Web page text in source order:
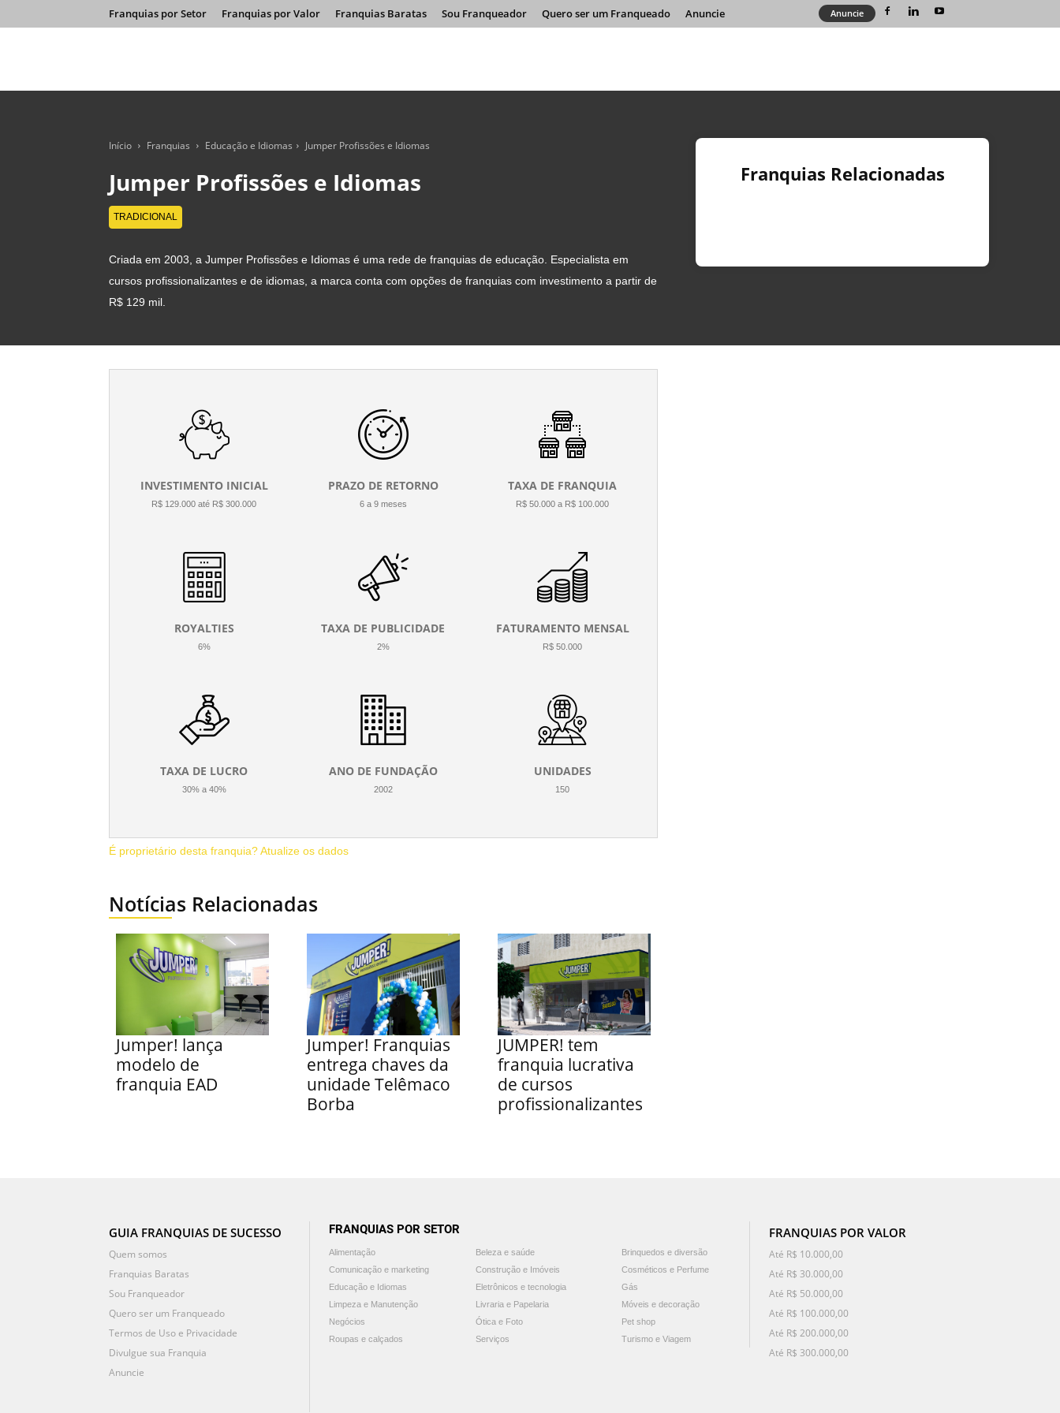
Franquias por Setor Franquias por Valor Franquias Baratas Sou Franqueador Quero ser um Franqueado Anuncie Anuncie
Início Franquias Educação e Idiomas Jumper Profissões e Idiomas
Jumper Profissões e Idiomas
TRADICIONAL
Criada em 2003, a Jumper Profissões e Idiomas é uma rede de franquias de educação. Especialista em
cursos profissionalizantes e de idiomas, a marca conta com opções de franquias com investimento a partir de
R$ 129 mil.
Franquias Relacionadas
INVESTIMENTO INICIAL
R$ 129.000 até R$ 300.000
PRAZO DE RETORNO
6 a 9 meses
TAXA DE FRANQUIA
R$ 50.000 a R$ 100.000
ROYALTIES
6%
TAXA DE PUBLICIDADE
2%
FATURAMENTO MENSAL
R$ 50.000
TAXA DE LUCRO
30% a 40%
ANO DE FUNDAÇÃO
2002
UNIDADES
150
É proprietário desta franquia? Atualize os dados
Notícias Relacionadas
Jumper! lança
modelo de
franquia EAD
Jumper! Franquias
entrega chaves da
unidade Telêmaco
Borba
JUMPER! tem
franquia lucrativa
de cursos
profissionalizantes
GUIA FRANQUIAS DE SUCESSO
Quem somos
Franquias Baratas
Sou Franqueador
Quero ser um Franqueado
Termos de Uso e Privacidade
Divulgue sua Franquia
Anuncie
FRANQUIAS POR SETOR
Alimentação Beleza e saúde
Brinquedos e diversão
Comunicação e marketing
Construção e Imóveis
Cosméticos e Perfume
Educação e Idiomas
Eletrônicos e tecnologia
Gás
Limpeza e Manutenção
Livraria e Papelaria
Móveis e decoração
Negócios
Ótica e Foto
Pet shop
Roupas e calçados
Serviços Turismo e Viagem
FRANQUIAS POR VALOR
Até R$ 10.000,00
Até R$ 30.000,00
Até R$ 50.000,00
Até R$ 100.000,00
Até R$ 200.000,00
Até R$ 300.000,00